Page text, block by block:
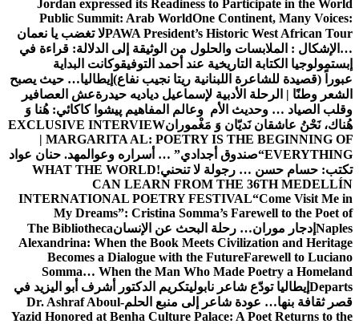
Jordan expressed its Readiness to Participate in the World
Public Summit: Arab WorldOne Continent, Many Voices:
PAWA President’s Historic West African Tourلا تغضب يا نعمان
…الإشكال : الملابسات والحلول من الوثيقة إلى الدلالة: قراءة في
إبستمولوجيا الكتابة التاريخية عند أحمد التوفيقوكانت البداية
عبوراً (قصيدة للشاعرة اللبنانية ريتا نجيب نفاع) إيطاليا… حيث يصبح
الشعر وطنًا | الرحلة الأدبية لإسماعيل دياديه حيدرةعش العصافير
وقلب الصياد … وحديث الأم وعالم المفاهيم پیشوا کاکائي: هُنا وَ
هُناك، نَحْنُ عاشقان نَديّان وَ مَغْمورانEXCLUSIVE INTERVIEW
| MARGARITA AL: POETRY IS THE BEGINNING OF
EVERYTHING“صندوق أجدادي” … أسراره وعوالمهد. حنان عواد
تكتب: حسام حسن … رجولة لا تنحني!WHAT THE WORLD
CAN LEARN FROM THE 36TH MEDELLÍN
INTERNATIONAL POETRY FESTIVAL“Come Visit Me in
My Dreams”: Cristina Somma’s Farewell to the Poet of
Naples إدجار موران… رحلة البحث عن الإنسانThe Bibliotheca
Alexandrina: When the Book Meets Civilization and Heritage
Becomes a Dialogue with the FutureFarewell to Luciano
Somma… When the Man Who Made Poetry a Homeland
Departs إيطاليا تودّع شاعر نابوليتكريم الدكتور أشرف أبو اليزيد في
قصر ثقافة بنها… عودة شاعر إلى منبع الحلمDr. Ashraf Aboul-
Yazid Honored at Benha Culture Palace: A Poet Returns to the